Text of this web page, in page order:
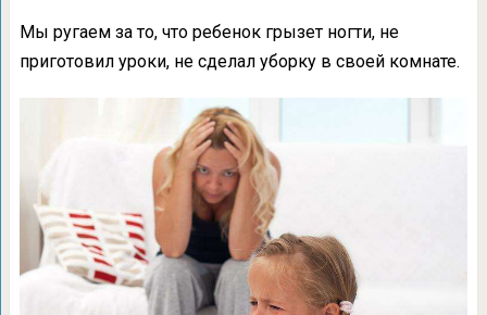
Мы ругаем за то, что ребенок грызет ногти, не
приготовил уроки, не сделал уборку в своей комнате.